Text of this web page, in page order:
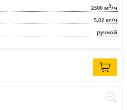
2300 м3/ч
5,02 кг/ч
ручной